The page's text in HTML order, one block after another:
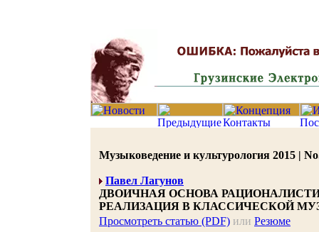
Музыковедение и культурология 2015 |
Павел Лагунов
ДВОИЧНАЯ ОСНОВА
РЕАЛИЗАЦИЯ В КЛАССИЧЕСКОЙ
Просмотреть статью (PDF) или Резюме